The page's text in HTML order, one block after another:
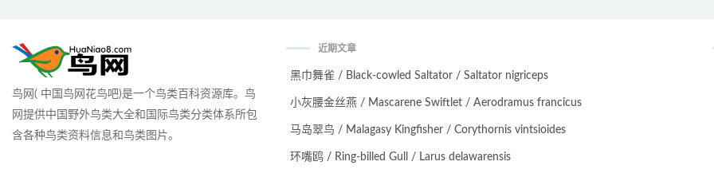
鸟网( 中国鸟网花鸟吧)是一个鸟类百科资源库。鸟
网提供中国野外鸟类大全和国际鸟类分类体系所包
含各种鸟类资料信息和鸟类图片。
近期文章
黑巾舞雀 / Black-cowled Saltator / Saltator nigriceps
小灰腰金丝燕 / Mascarene Swiftlet / Aerodramus francicus
马岛翠鸟 / Malagasy Kingfisher / Corythornis vintsioides
环嘴鸥 / Ring-billed Gull / Larus delawarensis